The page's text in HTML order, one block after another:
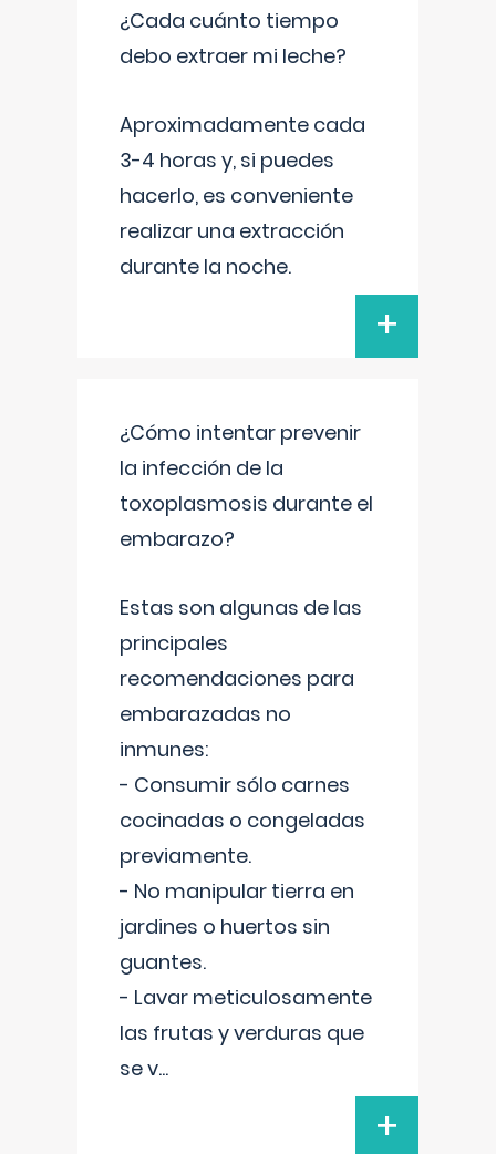
¿Cada cuánto tiempo
debo extraer mi leche?
Aproximadamente cada
3-4 horas y, si puedes
hacerlo, es conveniente
realizar una extracción
durante la noche.
+
¿Cómo intentar prevenir
la infección de la
toxoplasmosis durante el
embarazo?
Estas son algunas de las
principales
recomendaciones para
embarazadas no
inmunes:
- Consumir sólo carnes
cocinadas o congeladas
previamente.
- No manipular tierra en
jardines o huertos sin
guantes.
- Lavar meticulosamente
las frutas y verduras que
se v...
+